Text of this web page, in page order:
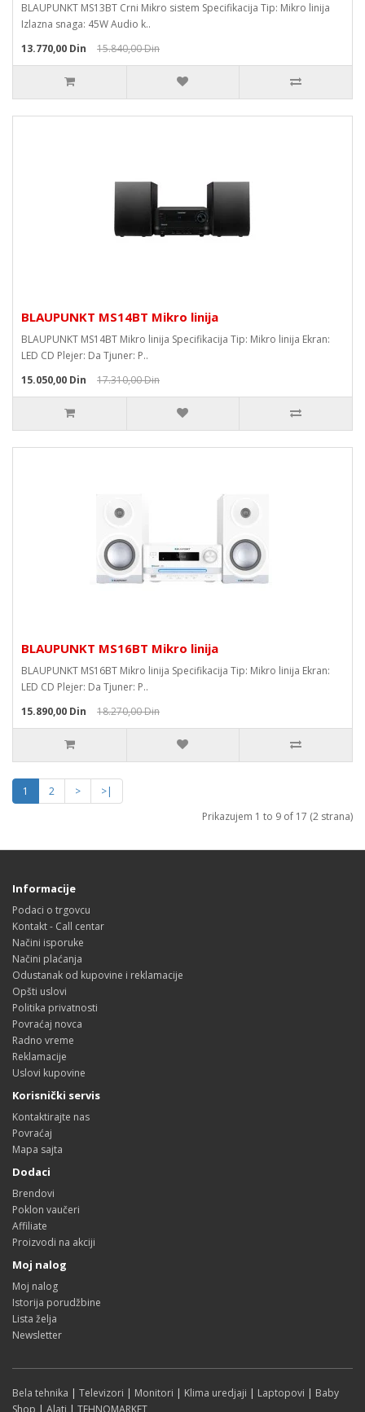
BLAUPUNKT MS13BT Crni Mikro sistem Specifikacija Tip: Mikro linija
Izlazna snaga: 45W Audio k..
13.770,00 Din
15.840,00 Din
BLAUPUNKT MS14BT Mikro linija
BLAUPUNKT MS14BT Mikro linija Specifikacija Tip: Mikro linija Ekran:
LED CD Plejer: Da Tjuner: P..
15.050,00 Din
17.310,00 Din
BLAUPUNKT MS16BT Mikro linija
BLAUPUNKT MS16BT Mikro linija Specifikacija Tip: Mikro linija Ekran:
LED CD Plejer: Da Tjuner: P..
15.890,00 Din
18.270,00 Din
1 2 >
>|
Prikazujem 1 to 9 of 17 (2 strana)
Informacije
Podaci o trgovcu
Kontakt - Call centar
Načini isporuke
Načini plaćanja
Odustanak od kupovine i reklamacije
Opšti uslovi
Politika privatnosti
Povraćaj novca
Radno vreme
Reklamacije
Uslovi kupovine
Korisnički servis
Kontaktirajte nas
Povraćaj
Mapa sajta
Dodaci
Brendovi
Poklon vaučeri
Affiliate
Proizvodi na akciji
Moj nalog
Moj nalog
Istorija porudžbine
Lista želja
Newsletter
Bela tehnika | Televizori | Monitori | Klima uredjaji | Laptopovi | Baby
Shop | Alati | TEHNOMARKET